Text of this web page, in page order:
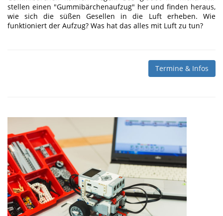
stellen einen "Gummibärchenaufzug" her und finden heraus,
wie sich die süßen Gesellen in die Luft erheben. Wie
funktioniert der Aufzug? Was hat das alles mit Luft zu tun?
Termine & Infos